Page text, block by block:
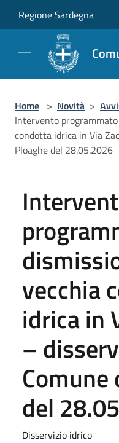
Regione Sardegna
Home > Novità >
Intervento
condotta idrica in Via
Ploaghe del 28.05.2026
vecchia
idrica in
–
Comune
del
Disservizio idrico